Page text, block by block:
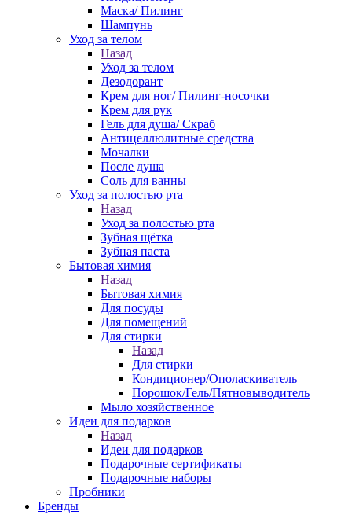
Маска/ Пилинг
Шампунь
Уход за телом
Назад
Уход за телом
Дезодорант
Крем для ног/ Пилинг-носочки
Крем для рук
Гель для душа/ Скраб
Антицеллюлитные средства
Мочалки
После душа
Соль для ванны
Уход за полостью рта
Назад
Уход за полостью рта
Зубная щётка
Зубная паста
Бытовая химия
Назад
Бытовая химия
Для посуды
Для помещений
Для стирки
Назад
Для стирки
Кондиционер/Ополаскиватель
Порошок/Гель/Пятновыводитель
Мыло хозяйственное
Идеи для подарков
Назад
Идеи для подарков
Подарочные сертификаты
Подарочные наборы
Пробники
Бренды